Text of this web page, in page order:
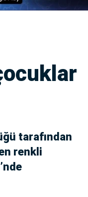
tarafından
renkli